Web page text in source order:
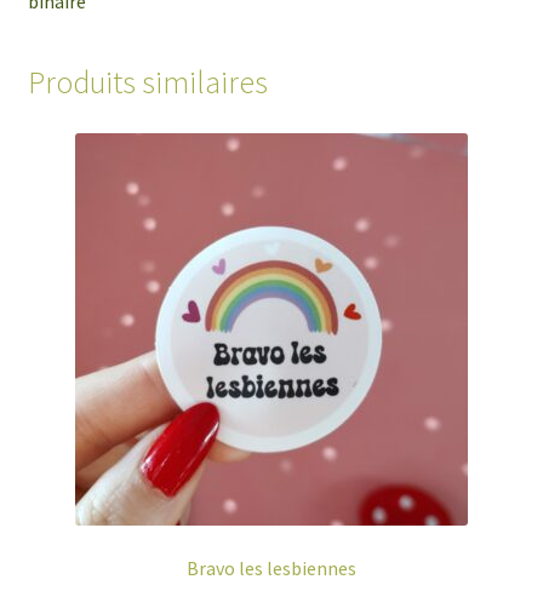
Produits similaires
Bravo les lesbiennes